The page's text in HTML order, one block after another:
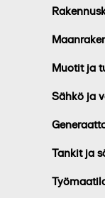
Muotit ja
Sähkö ja
Tankit ja